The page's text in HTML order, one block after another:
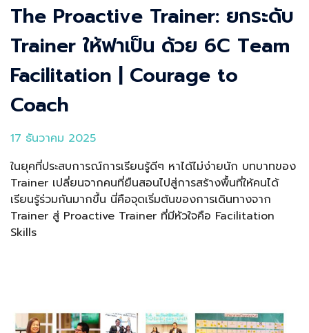
The Proactive Trainer: ยกระดับ
Trainer ให้ฟาเป็น ด้วย 6C Team
Facilitation | Courage to
Coach
17 ธันวาคม 2025
ในยุคที่ประสบการณ์การเรียนรู้ดีๆ หาได้ไม่ง่ายนัก บทบาทของ
Trainer เปลี่ยนจากคนที่ยืนสอนไปสู่การสร้างพื้นที่ให้คนได้
เรียนรู้ร่วมกันมากขึ้น นี่คือจุดเริ่มต้นของการเดินทางจาก
Trainer สู่ Proactive Trainer ที่มีหัวใจคือ Facilitation
Skills